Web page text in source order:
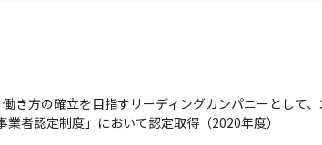
き方の確立を目指すリーディングカンパニーとして
者認定制度」において認定取得（2020年度）